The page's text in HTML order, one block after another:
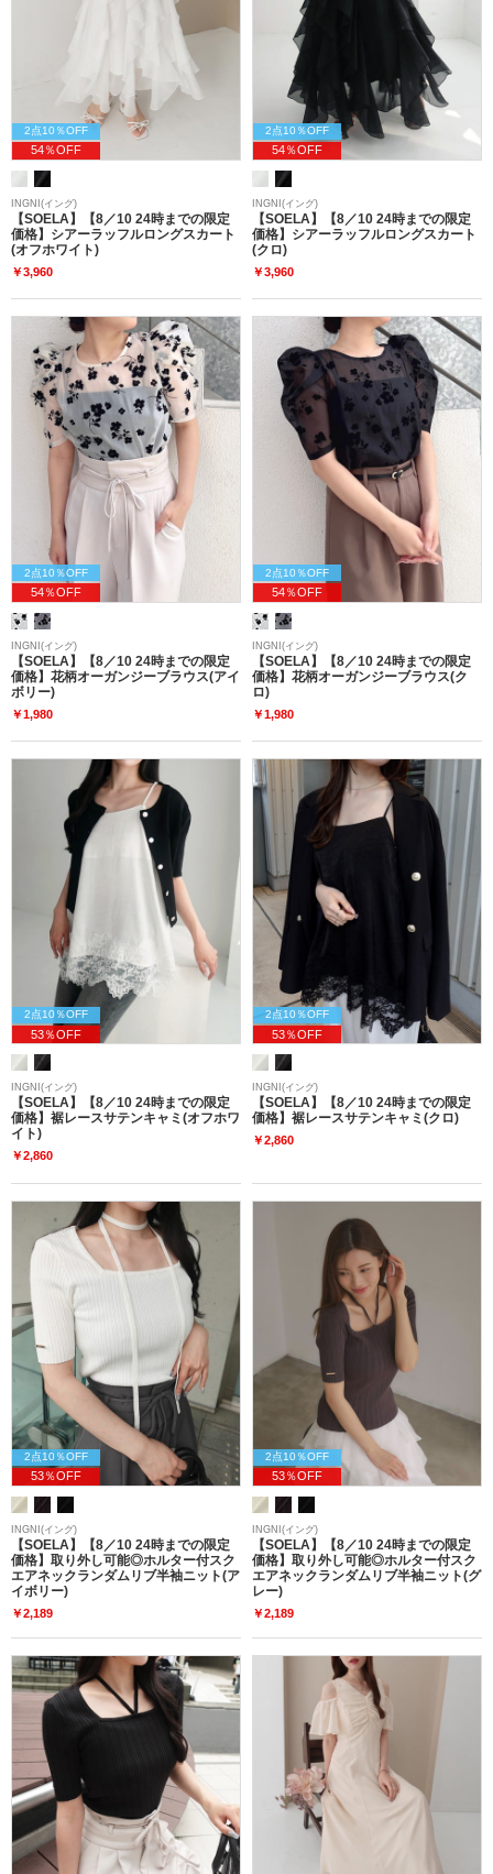
2点10％OFF
54％OFF
INGNI(イング)
【SOELA】【8／10 24時までの限定
価格】シアーラッフルロングスカート
(オフホワイト)
￥3,960
2点10％OFF
54％OFF
INGNI(イング)
【SOELA】【8／10 24時までの限定
価格】シアーラッフルロングスカート
(クロ)
￥3,960
2点10％OFF
54％OFF
INGNI(イング)
【SOELA】【8／10 24時までの限定
価格】花柄オーガンジーブラウス(アイ
ボリー)
￥1,980
2点10％OFF
54％OFF
INGNI(イング)
【SOELA】【8／10 24時までの限定
価格】花柄オーガンジーブラウス(ク
ロ)
￥1,980
2点10％OFF
53％OFF
INGNI(イング)
【SOELA】【8／10 24時までの限定
価格】裾レースサテンキャミ(オフホワ
イト)
￥2,860
2点10％OFF
53％OFF
INGNI(イング)
【SOELA】【8／10 24時までの限定
価格】裾レースサテンキャミ(クロ)
￥2,860
2点10％OFF
53％OFF
INGNI(イング)
【SOELA】【8／10 24時までの限定
価格】取り外し可能◎ホルター付スク
エアネックランダムリブ半袖ニット(ア
イボリー)
￥2,189
2点10％OFF
53％OFF
INGNI(イング)
【SOELA】【8／10 24時までの限定
価格】取り外し可能◎ホルター付スク
エアネックランダムリブ半袖ニット(グ
レー)
￥2,189